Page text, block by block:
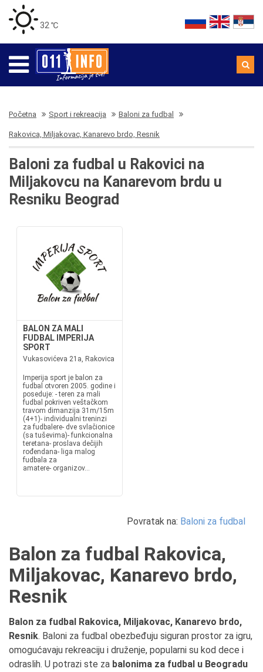
32 ℃
Početna Sport i rekreacija Baloni za fudbal
Rakovica, Miljakovac, Kanarevo brdo, Resnik
Baloni za fudbal u Rakovici na
Miljakovcu na Kanarevom brdu u
Resniku Beograd
BALON ZA MALI
FUDBAL IMPERIJA
SPORT
Vukasovićeva 21a, Rakovica
Imperija sport je balon za
fudbal otvoren 2005. godine i
poseduje: - teren za mali
fudbal pokriven veštačkom
travom dimanzija 31m/15m
(4+1)- individualni treninzi
za fudbalere- dve svlačionice
(sa tuševima)- funkcionalna
teretana- proslava dečijih
rođendana- liga malog
fudbala za
amatere- organizov...
Povratak na: Baloni za fudbal
Balon za fudbal Rakovica,
Miljakovac, Kanarevo brdo,
Resnik
Balon za fudbal Rakovica, Miljakovac, Kanarevo brdo,
Resnik. Baloni za fudbal obezbeđuju siguran prostor za igru,
omogućavaju rekreaciju i druženje, popularni su kod dece i
odraslih. U potrazi ste za balonima za fudbal u Beogradu